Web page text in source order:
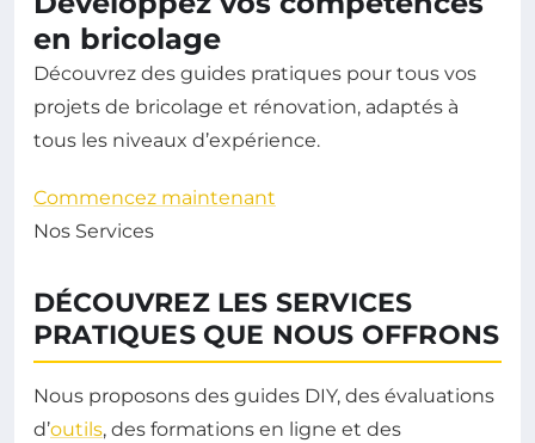
en bricolage
Découvrez des guides pratiques pour tous vos
projets de bricolage et rénovation, adaptés à
tous les niveaux d’expérience.
Commencez maintenant
Nos Services
DÉCOUVREZ LES SERVICES
PRATIQUES QUE NOUS OFFRONS
Nous proposons des guides DIY, des évaluations
d’outils, des formations en ligne et des